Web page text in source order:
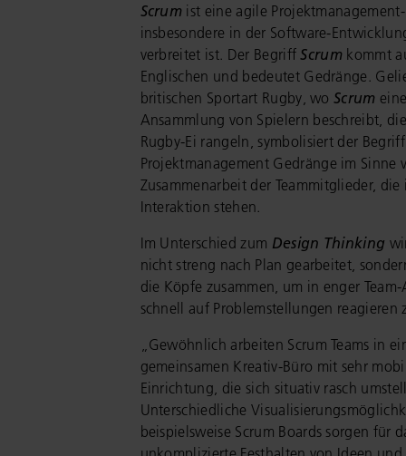
Scrum ist eine agile
insbesondere in der Software-
verbreitet ist. Der BegriffScrum kommt
Englischen und bedeutet Gedränge.
britischen Sportart Rugby, woScrum
Ansammlung von Spielern beschreibt,
Rugby-Ei rangeln, symbolisiert der
Projektmanagement Gedränge im Sinne
Zusammenarbeit der Teammitglieder,
Interaktion stehen.
Im Unterschied zum Design Thinking
nicht streng nach Plan gearbeitet,
die Köpfe zusammen, um in enger
schnell auf Problemstellungen reagieren
„Gewöhnlich arbeiten Scrum Teams in
gemeinsamen Kreativ-Büro mit sehr
Einrichtung, die sich situativ rasch
Unterschiedliche
beispielsweise Scrum Boards sorgen für